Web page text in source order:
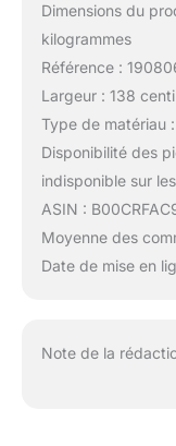
Dimensions du
kilogrammes
Référence :
Largeur : 138
Type de matériau
Disponibilité des
indisponible sur
ASIN :
Moyenne des
Date de mise en
Note de la